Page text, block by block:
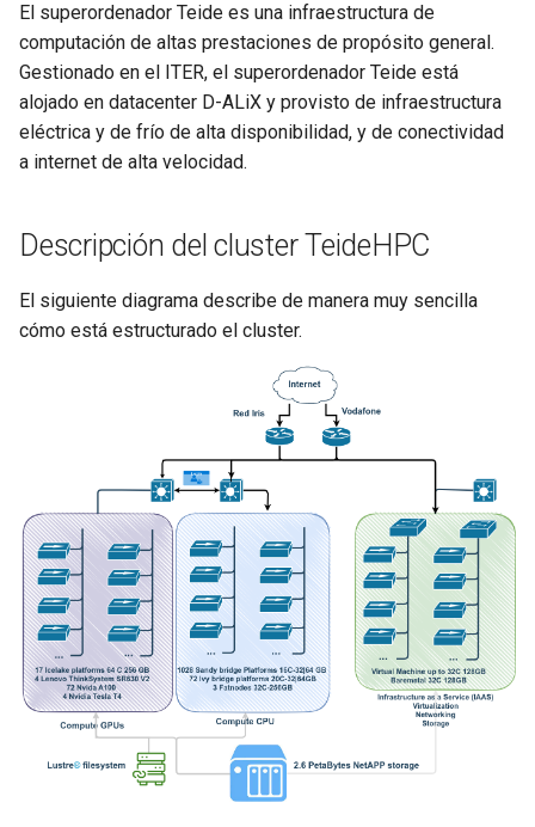
El superordenador Teide es una infraestructura de
computación de altas prestaciones de propósito general.
Gestionado en el ITER, el superordenador Teide está
alojado en datacenter D-ALiX y provisto de infraestructura
eléctrica y de frío de alta disponibilidad, y de conectividad
a internet de alta velocidad.
Descripción del cluster TeideHPC
El siguiente diagrama describe de manera muy sencilla
cómo está estructurado el cluster.